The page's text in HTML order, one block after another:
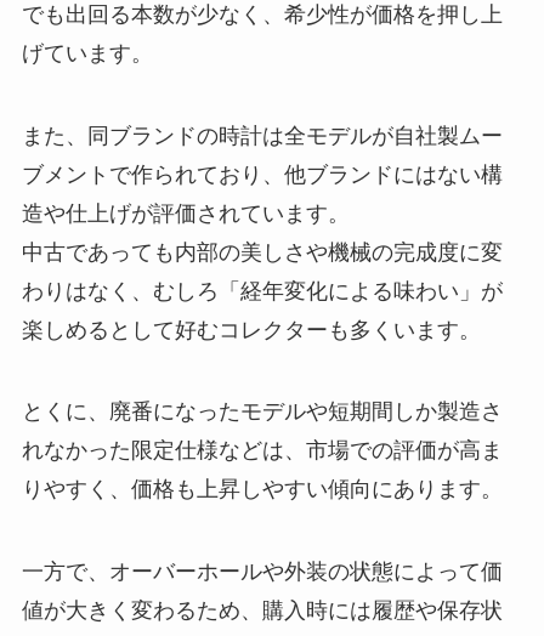
でも出回る本数が少なく、希少性が価格を押し上
げています。
また、同ブランドの時計は全モデルが自社製ムー
ブメントで作られており、他ブランドにはない構
造や仕上げが評価されています。
中古であっても内部の美しさや機械の完成度に変
わりはなく、むしろ「経年変化による味わい」が
楽しめるとして好むコレクターも多くいます。
とくに、廃番になったモデルや短期間しか製造さ
れなかった限定仕様などは、市場での評価が高ま
りやすく、価格も上昇しやすい傾向にあります。
一方で、オーバーホールや外装の状態によって価
値が大きく変わるため、購入時には履歴や保存状